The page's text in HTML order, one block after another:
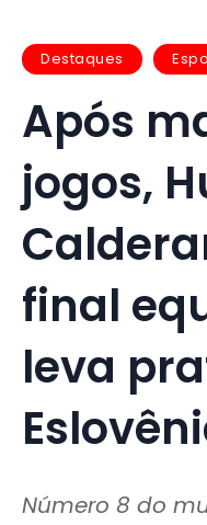
Destaques
Após
jogos,
final
leva
Número 8 do